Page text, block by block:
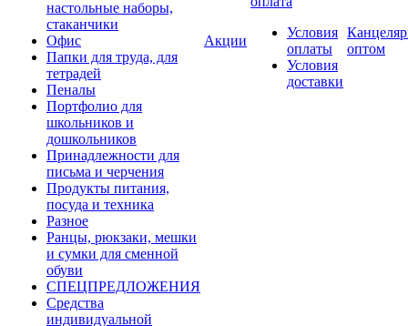
настольные наборы,
стаканчики
Офис
Папки для труда, для
тетрадей
Пеналы
Портфолио для
школьников и
дошкольников
Принадлежности для
письма и черчения
Продукты питания,
посуда и техника
Разное
Ранцы, рюкзаки, мешки
и сумки для сменной
обуви
СПЕЦПРЕДЛОЖЕНИЯ
Средства
индивидуальной
Акции
Условия
оплаты
Условия
доставки
оптом